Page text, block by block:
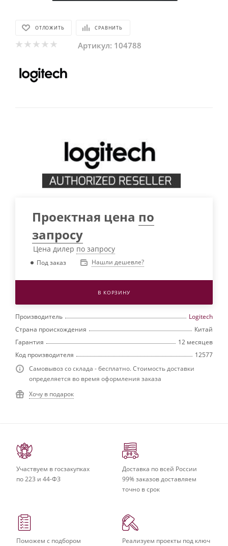
ОТЛОЖИТЬ СРАВНИТЬ
Артикул: 104788
Проектная цена по
запросу
Цена дилер по запросу
Под заказ Нашли дешевле?
В КОРЗИНУ
Производитель
Logitech
Страна происхождения
Китай
Гарантия
12 месяцев
Код производителя
12577
Самовывоз со склада - бесплатно. Стоимость доставки
определяется во время оформления заказа
Хочу в подарок
Участвуем в госзакупках
по 223 и 44-ФЗ
Доставка по всей России
99% заказов доставляем
точно в срок
Поможем с подбором
Реализуем проекты под ключ